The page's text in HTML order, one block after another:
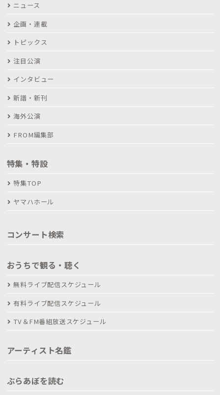
ニュース
企画・連載
トピックス
注目公演
インタビュー
新譜・新刊
海外公演
FROM編集部
特集・特設
特集TOP
ヤマハホール
コンサート検索
おうちで観る・聴く
無料ライブ配信スケジュール
有料ライブ配信スケジュール
TV＆FM番組放送スケジュール
アーティスト名鑑
ぶらあぼを読む